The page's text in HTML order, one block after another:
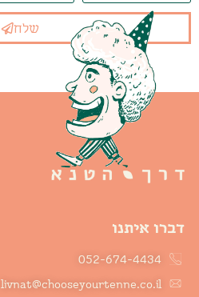
שלח
דברו איתנו
052-674-4434
livnat@chooseyourtenne.co.il